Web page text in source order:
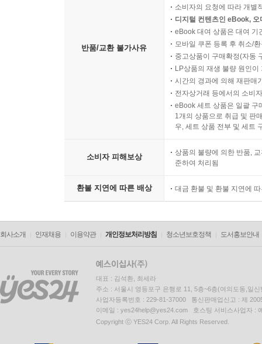
반품/교환 불가사유
소비자의 요청에 따라 개별
디지털 컨텐츠인 eBook,
eBook 대여 상품은 대여 기
모바일 쿠폰 등록 후 취소/
중고상품이 구매확정(자동
LP상품의 재생 불량 원인
시간의 경과에 의해 재판매
전자상거래 등에서의 소비
eBook 세트 상품은 일괄 구
1개의 상품으로 취급 및 판
우, 세트 상품 전부 및 세트
소비자 피해보상
상품의 불량에 의한 반품,
준하여 처리됨
환불 지연에 따른 배상 대금 환불 및 환불 지연에
회사소개 인재채용 이용약관 개인정보처리방침 청소년보호정책 도서홍보안내
대표 : 김석환, 최세라
주소 : 서울시 영등포구 은행로 11, 5층~6층(여의도동,일신
사업자등록번호 : 229-81-37000 통신판매업신고 : 제
이메일 : yes24help@yes24.com 호스팅 서비스사업자 :
Copyright ⓒ YES24 Corp. All Rights Reserved.